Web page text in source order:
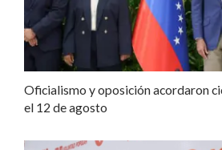
Oficialismo y oposición acordaron
el 12 de agosto